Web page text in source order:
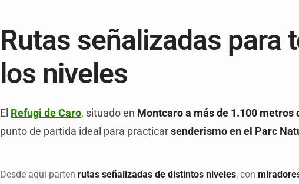
Rutas señalizadas para
los niveles
El Refugi de Caro, situado en Montcaro a más de 1.100 metros
punto de partida ideal para practicar senderismo en el Parc
Desde aquí parten rutas señalizadas de distintos niveles, con